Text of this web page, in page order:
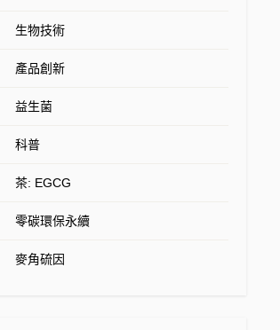
生物技術
產品創新
益生菌
科普
茶: EGCG
零碳環保永續
麥角硫因